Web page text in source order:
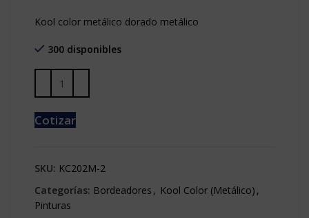
Kool color metálico dorado metálico
300 disponibles
Cotizar
SKU: KC202M-2
Categorías: Bordeadores , Kool Color (Metálico) ,
Pinturas